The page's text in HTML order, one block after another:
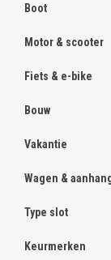
Boot
Motor & scooter
Fiets & e-bike
Bouw
Vakantie
Wagen &
Type slot
Keurmerken